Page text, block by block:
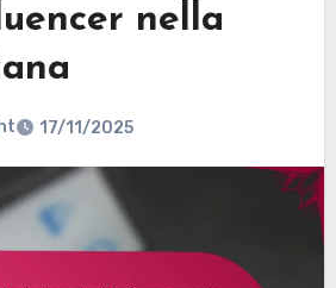
nella
17/11/2025